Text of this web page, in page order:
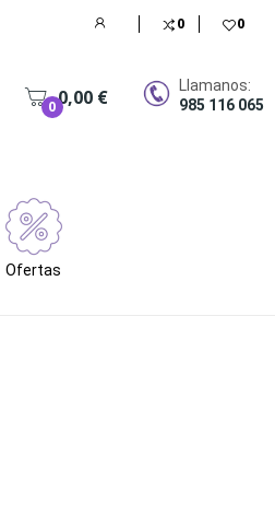
0 0
0,00 €
0
Llamanos:
985 116 065
Ofertas